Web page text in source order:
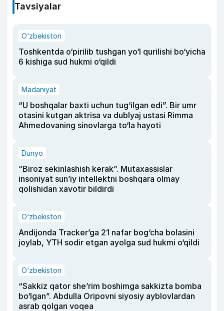
Tavsiyalar
O‘zbekiston
Toshkentda o‘pirilib tushgan yo‘l qurilishi bo‘yicha
6 kishiga sud hukmi o‘qildi
Madaniyat
“U boshqalar baxti uchun tug‘ilgan edi”. Bir umr
otasini kutgan aktrisa va dublyaj ustasi Rimma
Ahmedovaning sinovlarga to‘la hayoti
Dunyo
“Biroz sekinlashish kerak”. Mutaxassislar
insoniyat sun’iy intellektni boshqara olmay
qolishidan xavotir bildirdi
O‘zbekiston
Andijonda Tracker’ga 21 nafar bog‘cha bolasini
joylab, YTH sodir etgan ayolga sud hukmi o‘qildi
O‘zbekiston
“Sakkiz qator she’rim boshimga sakkizta bomba
bo‘lgan”. Abdulla Oripovni siyosiy ayblovlardan
asrab qolgan voqea